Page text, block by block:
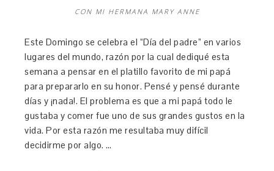
CON MI HERMANA MARY ANNE
Este Domingo se celebra el “Día del padre” en varios
lugares del mundo, razón por la cual dediqué esta
semana a pensar en el platillo favorito de mi papá
para prepararlo en su honor. Pensé y pensé durante
días y ¡nada!. El problema es que a mi papá todo le
gustaba y comer fue uno de sus grandes gustos en la
vida. Por esta razón me resultaba muy difícil
decidirme por algo. …